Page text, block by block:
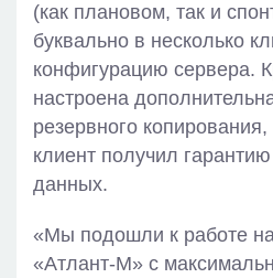
(как плановом, так и
буквально в несколько
конфигурацию сервера.
настроена
резервного
клиент получил
данных.
«Мы подошли к работе
«Атлант-М» с